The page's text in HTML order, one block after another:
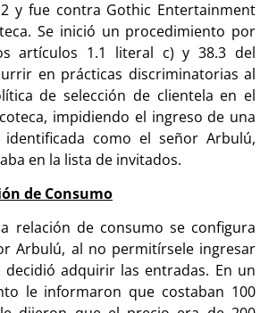
y fue contra Gothic Entertainment
Se inició un procedimiento por
artículos 1.1 literal c) y 38.3 del
en prácticas discriminatorias al
de selección de clientela en el
impidiendo el ingreso de una
como el señor Arbulú,
en la lista de invitados.
de Consumo
relación de consumo se configura
Arbulú, al no permitírsele ingresar
decidió adquirir las entradas. En un
le informaron que costaban 100